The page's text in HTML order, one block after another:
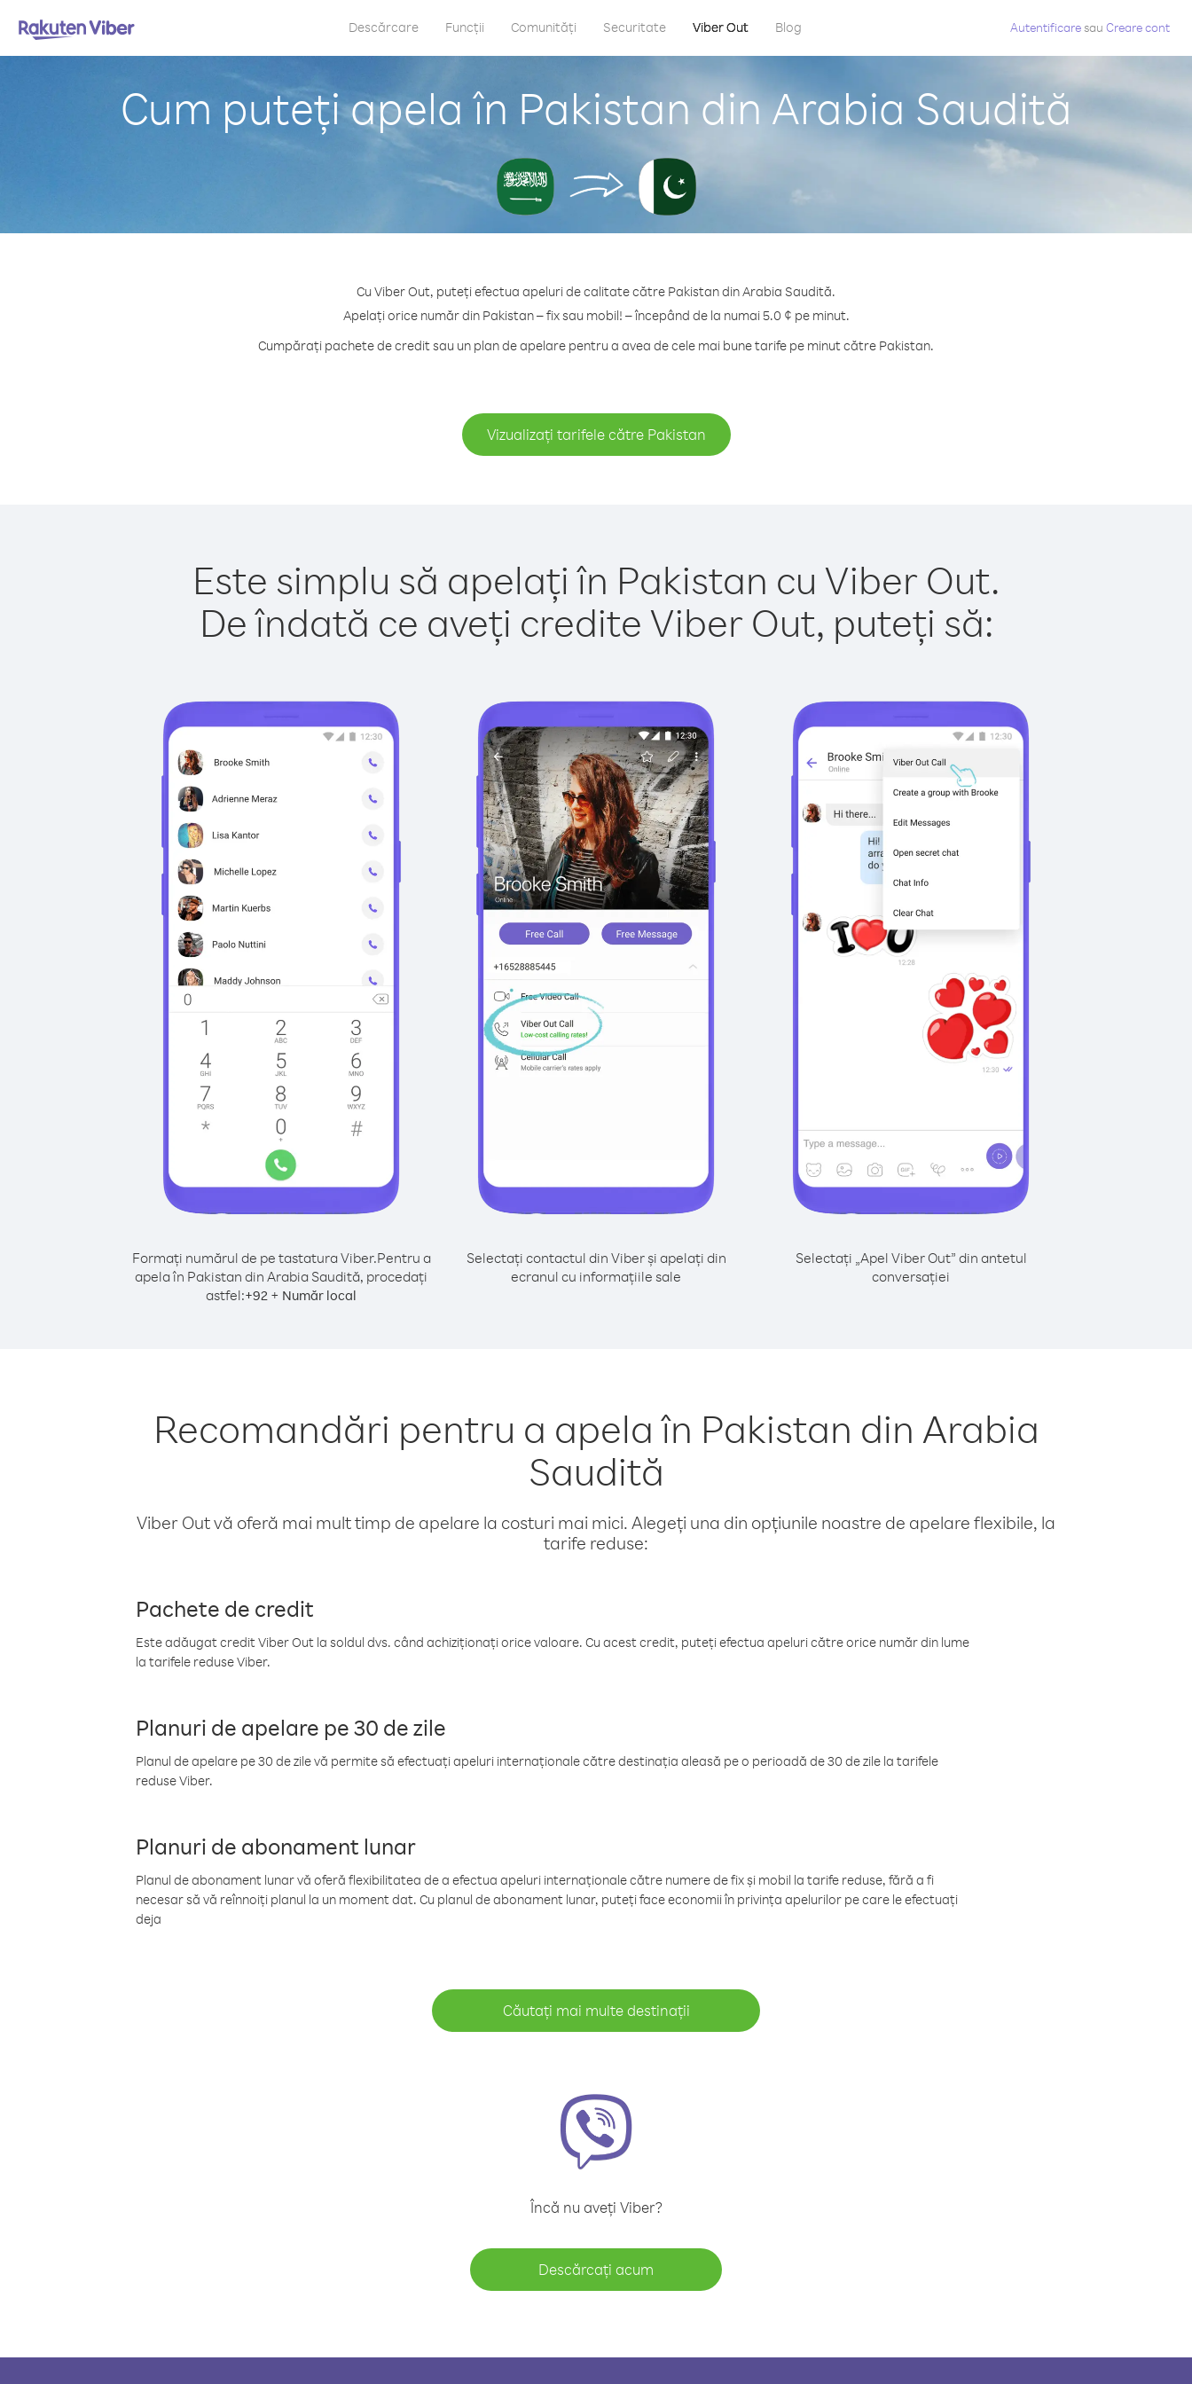
Descărcare Funcții Comunități Securitate Viber Out Blog Autentificaresau Creare cont
Cum puteți apela în Pakistan din Arabia Saudită
Cu Viber Out, puteți efectua apeluri de calitate către Pakistan din Arabia Saudită.
Apelați orice număr din Pakistan – fix sau mobil! – începând de la numai 5.0 ¢ pe minut.
Cumpărați pachete de credit sau un plan de apelare pentru a avea de cele mai bune tarife pe minut către Pakistan.
Vizualizați tarifele către Pakistan
Este simplu să apelați în Pakistan cu Viber Out.
De îndată ce aveți credite Viber Out, puteți să:
Formați numărul de pe tastatura Viber.Pentru a
apela în Pakistan din Arabia Saudită, procedați
astfel:+92 + Număr local
Selectați contactul din Viber și apelați din
ecranul cu informațiile sale
Selectați „Apel Viber Out” din antetul
conversației
Recomandări pentru a apela în Pakistan din Arabia
Saudită
Viber Out vă oferă mai mult timp de apelare la costuri mai mici. Alegeți una din opțiunile noastre de apelare flexibile, la
tarife reduse:
Pachete de credit
Este adăugat credit Viber Out la soldul dvs. când achiziționați orice valoare. Cu acest credit, puteți efectua apeluri către orice număr din lume
la tarifele reduse Viber.
Planuri de apelare pe 30 de zile
Planul de apelare pe 30 de zile vă permite să efectuați apeluri internaționale către destinația aleasă pe o perioadă de 30 de zile la tarifele
reduse Viber.
Planuri de abonament lunar
Planul de abonament lunar vă oferă flexibilitatea de a efectua apeluri internaționale către numere de fix și mobil la tarife reduse, fără a fi
necesar să vă reînnoiți planul la un moment dat. Cu planul de abonament lunar, puteți face economii în privința apelurilor pe care le efectuați
deja
Căutați mai multe destinații
Încă nu aveți Viber?
Descărcați acum